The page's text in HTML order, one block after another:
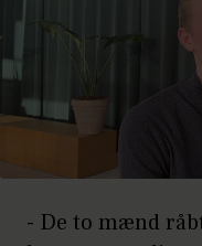
- De to mænd